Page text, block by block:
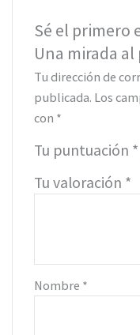
Sé el primero
Una mirada al
Tu dirección de
publicada. Los
con *
Tu puntuación *
Tu valoración *
Nombre *